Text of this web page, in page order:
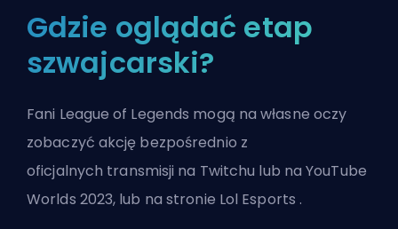
Gdzie oglądać etap
szwajcarski?
Fani League of Legends mogą na własne oczy
zobaczyć akcję bezpośrednio z
oficjalnych transmisji na Twitchu lub naYouTube
Worlds 2023, lub na stronie Lol Esports .